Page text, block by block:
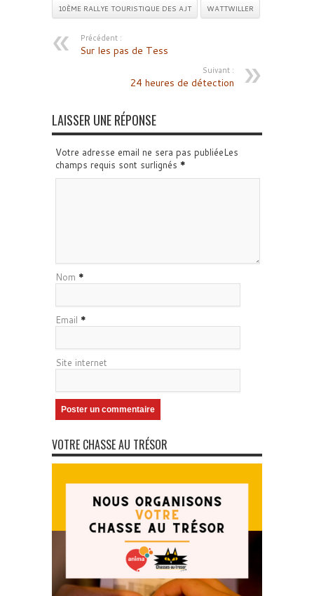
10ÈME RALLYE TOURISTIQUE DES AJT WATTWILLER
Précédent :
Sur les pas de Tess
Suivant :
24 heures de détection
LAISSER UNE RÉPONSE
Votre adresse email ne sera pas publiéeLes
champs requis sont surlignés *
Nom *
Email *
Site internet
VOTRE CHASSE AU TRÉSOR